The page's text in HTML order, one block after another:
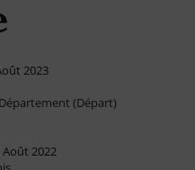
2023
(Départ)
2022